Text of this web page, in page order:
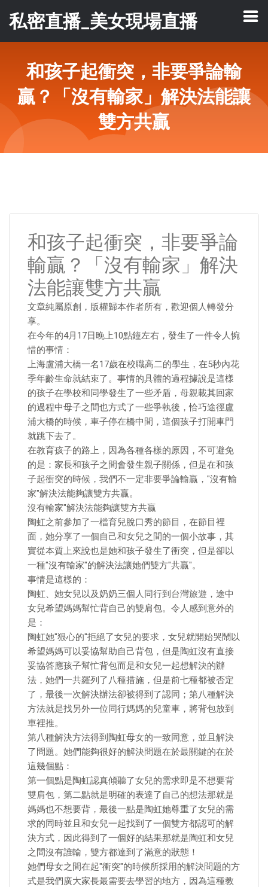
私密直播_美女現場直播
和孩子起衝突，非要爭論輸
贏？「沒有輸家」解決法能讓
雙方共贏
和孩子起衝突，非要爭論
輸贏？「沒有輸家」解決
法能讓雙方共贏
文章純屬原創，版權歸本作者所有，歡迎個人轉發分
享。
在今年的4月17日晚上10點鐘左右，發生了一件令人惋
惜的事情：
上海盧浦大橋一名17歲在校職高二的學生，在5秒內花
季年齡生命就結束了。事情的具體的過程據說是這樣
的孩子在學校和同學發生了一些矛盾，母親載其回家
的過程中母子之間也方式了一些爭執後，恰巧途徑盧
浦大橋的時候，車子停在橋中間，這個孩子打開車門
就跳下去了。
在教育孩子的路上，因為各種各樣的原因，不可避免
的是：家長和孩子之間會發生親子關係，但是在和孩
子起衝突的時候，我們不一定非要爭論輸贏，"沒有輸
家"解決法能夠讓雙方共贏。
沒有輸家"解決法能夠讓雙方共贏
陶虹之前參加了一檔育兒脫口秀的節目，在節目裡
面，她分享了一個自己和女兒之間的一個小故事，其
實從本質上來說也是她和孩子發生了衝突，但是卻以
一種"沒有輸家"的解決法讓她們雙方"共贏"。
事情是這樣的：
陶虹、她女兒以及奶奶三個人同行到台灣旅遊，途中
女兒希望媽媽幫忙背自己的雙肩包。令人感到意外的
是：
陶虹她"狠心的"拒絕了女兒的要求，女兒就開始哭鬧以
希望媽媽可以妥協幫助自己背包，但是陶虹沒有直接
妥協答應孩子幫忙背包而是和女兒一起想解決的辦
法，她們一共羅列了八種措施，但是前七種都被否定
了，最後一次解決辦法卻被得到了認同；第八種解決
方法就是找另外一位同行媽媽的兒童車，將背包放到
車裡推。
第八種解決方法得到陶虹母女的一致同意，並且解決
了問題。她們能夠很好的解決問題在於最關鍵的在於
這幾個點：
第一個點是陶虹認真傾聽了女兒的需求即是不想要背
雙肩包，第二點就是明確的表達了自己的想法那就是
媽媽也不想要背，最後一點是陶虹她尊重了女兒的需
求的同時並且和女兒一起找到了一個雙方都認可的解
決方式，因此得到了一個好的結果那就是陶虹和女兒
之間沒有誰輸，雙方都達到了滿意的狀態！
她們母女之間在起"衝突"的時候所採用的解決問題的方
式是我們廣大家長最需要去學習的地方，因為這種教